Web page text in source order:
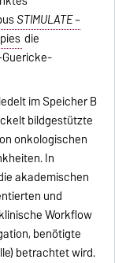
STIMULATE–
die
im Speicher B
bildgestützte
onkologischen
In
akademischen
und
Workflow
benötigte
betrachtet wird.